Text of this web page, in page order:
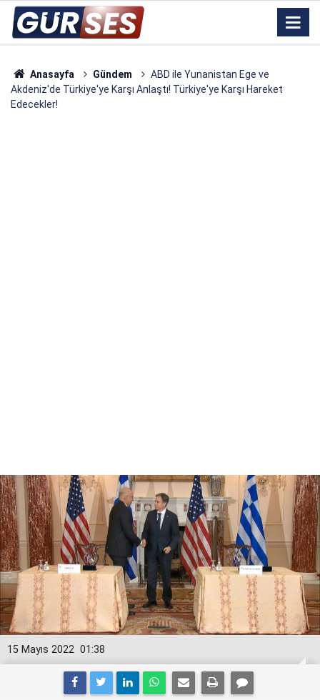
Anasayfa Gündem
ABD ile Yunanistan Ege ve
Akdeniz'de Türkiye'ye Karşı Anlaştı! Türkiye'ye Karşı Hareket
Edecekler!
01:38
15 Mayıs 2022